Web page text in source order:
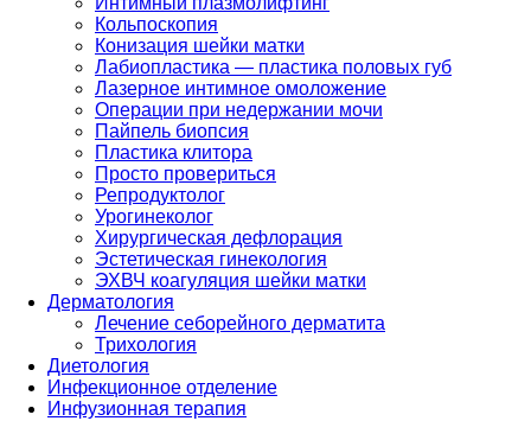
Кольпоскопия
Конизация шейки матки
Лабиопластика — пластика половых губ
Лазерное интимное омоложение
Операции при недержании мочи
Пайпель биопсия
Пластика клитора
Просто провериться
Репродуктолог
Урогинеколог
Хирургическая дефлорация
Эстетическая гинекология
ЭХВЧ коагуляция шейки матки
Дерматология
Лечение себорейного дерматита
Трихология
Диетология
Инфекционное отделение
Инфузионная терапия